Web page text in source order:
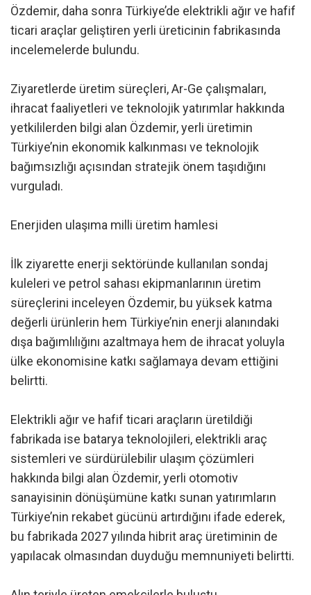
Özdemir, daha sonra Türkiye’de elektrikli ağır ve hafif
ticari araçlar geliştiren yerli üreticinin fabrikasında
incelemelerde bulundu.
Ziyaretlerde üretim süreçleri, Ar-Ge çalışmaları,
ihracat faaliyetleri ve teknolojik yatırımlar hakkında
yetkililerden bilgi alan Özdemir, yerli üretimin
Türkiye’nin ekonomik kalkınması ve teknolojik
bağımsızlığı açısından stratejik önem taşıdığını
vurguladı.
Enerjiden ulaşıma milli üretim hamlesi
İlk ziyarette enerji sektöründe kullanılan sondaj
kuleleri ve petrol sahası ekipmanlarının üretim
süreçlerini inceleyen Özdemir, bu yüksek katma
değerli ürünlerin hem Türkiye’nin enerji alanındaki
dışa bağımlılığını azaltmaya hem de ihracat yoluyla
ülke ekonomisine katkı sağlamaya devam ettiğini
belirtti.
Elektrikli ağır ve hafif ticari araçların üretildiği
fabrikada ise batarya teknolojileri, elektrikli araç
sistemleri ve sürdürülebilir ulaşım çözümleri
hakkında bilgi alan Özdemir, yerli otomotiv
sanayisinin dönüşümüne katkı sunan yatırımların
Türkiye’nin rekabet gücünü artırdığını ifade ederek,
bu fabrikada 2027 yılında hibrit araç üretiminin de
yapılacak olmasından duyduğu memnuniyeti belirtti.